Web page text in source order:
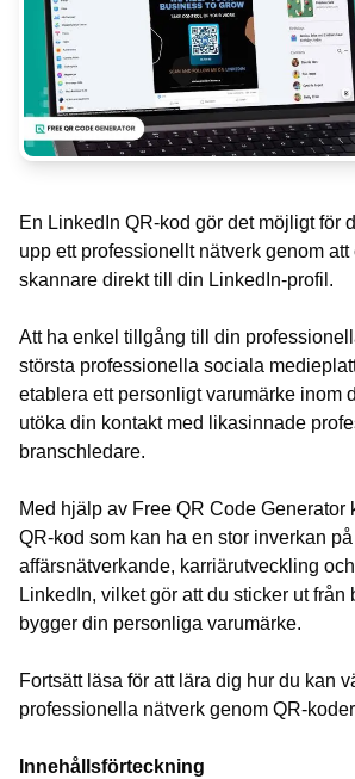
En LinkedIn QR-kod gör det möjligt för
upp ett professionellt nätverk genom att
skannare direkt till din LinkedIn-profil.
Att ha enkel tillgång till din
största professionella sociala
etablera ett personligt varumärke inom
utöka din kontakt med likasinnade
branschledare.
Med hjälp av Free QR Code Generator
QR-kod som kan ha en stor inverkan
affärsnätverkande, karriärutveckling
LinkedIn, vilket gör att du sticker ut från
bygger din personliga varumärke.
Fortsätt läsa för att lära dig hur du kan
professionella nätverk genom QR-
Innehållsförteckning